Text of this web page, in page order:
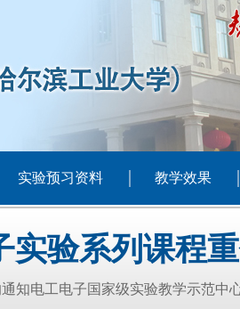
实验预习资料 教学效果
验系列课程
知电工电子国家级实验教学示范中